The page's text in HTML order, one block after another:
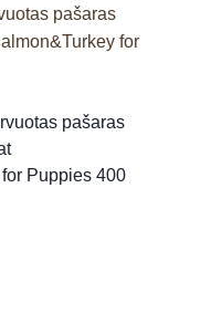
pašaras
Puppies 400